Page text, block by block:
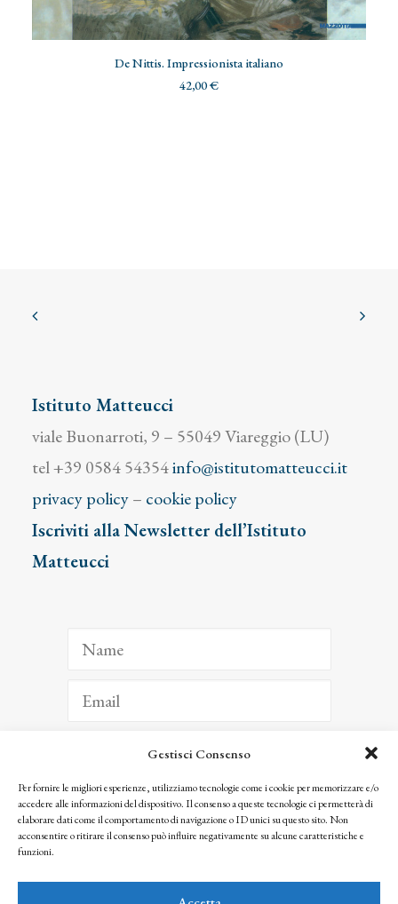
Gestisci Consenso
Per fornire le migliori esperienze, utilizziamo tecnologie come i cookie per memorizzare e/o
accedere alle informazioni del dispositivo. Il consenso a queste tecnologie ci permetterà di
elaborare dati come il comportamento di navigazione o ID unici su questo sito. Non
acconsentire o ritirare il consenso può influire negativamente su alcune caratteristiche e
funzioni.
AGGIUNGI AL CARRELLO
De Nittis. Impressionista italiano
42,00€
Istituto Matteucci
viale Buonarroti, 9 – 55049 Viareggio (LU)
tel +39 0584 54354info@istitutomatteucci.it
privacy policy– cookie policy
Iscriviti alla Newsletter dell’Istituto
Matteucci
ISCRIVITI
Facendo clic per iscriverti, riconosci che le tue informazioni saranno trattate
seguendo la nostra Privacy Policy
© 2025 Istituto Matteucci. All right reserved
l’autorizzazione scritta dei proprietari dei diritti e dell’Istituto Matteucci